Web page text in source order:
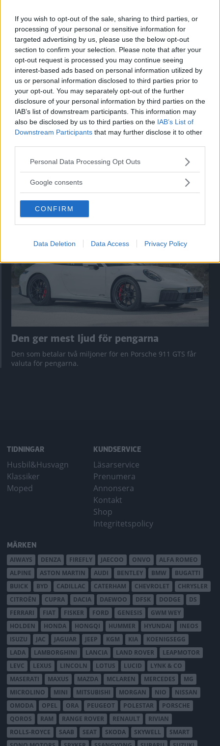
If you wish to opt-out of the sale, sharing to third parties, or
processing of your personal or sensitive information for
targeted advertising by us, please use the below opt-out
section to confirm your selection. Please note that after your
opt-out request is processed you may continue seeing
interest-based ads based on personal information utilized by
us or personal information disclosed to third parties prior to
your opt-out. You may separately opt-out of the further
disclosure of your personal information by third parties on the
IAB’s list of downstream participants. This information may
also be disclosed by us to third parties on the IAB’s List of
Downstream Participants that may further disclose it to other
Please note that this website/app uses one or more Google
not limited to your visit or usage behaviour. You may click to
use your data for below specified purposes in below Google
consent section.
Personal Data Processing Opt Outs
Google consents
CONFIRM
Data Deletion Data Access Privacy Policy
”God chans att bli ny favorit”
Utbudet av terrängdugliga kombibilar har krympt men fylls
nu på av eldrivna Toyota bZ4X Touring. Vi provkör.
Så står sig nya Toyota RAV4
Vi ställe nykomlingen mot Audi Q3 och Mazda CX-5.
Den ger mest ljud för pengarna
Den som betalar två miljoner för en Porsche 911 GTS får
valuta för pengarna.
TIDNINGAR
Husbil&Husvagn
Klassiker
Moped
KUNDSERVICE
Läsarservice
Prenumera
Annonsera
Kontakt
Shop
Integritetspolicy
MÄRKEN
AIWAYS DENZA FIREFLY JAECOO ONVO
ALFA ROMEO
ALPINE
ASTON MARTIN AUDI BENTLEY BMW
BUGATTI
BUICK
BYD CADILLAC CATERHAM CHEVROLET
CHRYSLER
CITROËN
CUPRA DACIA DAEWOO DFSK DODGE
DS
FERRARI
FIAT FISKER FORD GENESIS
GWM WEY
HOLDEN
HONDA HONGQI HUMMER HYUNDAI
INEOS
ISUZU
JAC JAGUAR JEEP KGM KIA
KOENIGSEGG
LADA
LAMBORGHINI LANCIA LAND ROVER
LEAPMOTOR
LEVC
LEXUS LINCOLN LOTUS LUCID
LYNK & CO
MASERATI
MAXUS MAZDA MCLAREN MERCEDES
MG
MICROLINO
MINI MITSUBISHI MORGAN NIO
NISSAN
OMODA
OPEL ORA PEUGEOT POLESTAR
PORSCHE
QOROS
RAM RANGE ROVER RENAULT
RIVIAN
ROLLS-ROYCE
SAAB SEAT SKODA SKYWELL
SMART